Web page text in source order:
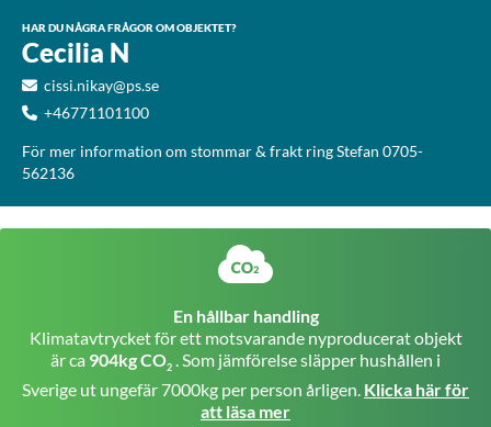
HAR DU NÅGRA FRÅGOR OM OBJEKTET?
Cecilia N
cissi.nikay@ps.se
+46771101100
För mer information om stommar & frakt ring Stefan 0705-
562136
En hållbar handling
Klimatavtrycket för ett motsvarande nyproducerat objekt
är ca 904kg CO2 . Som jämförelse släpper hushållen i
Sverige ut ungefär 7000kg per person årligen. Klicka här för
att läsa mer